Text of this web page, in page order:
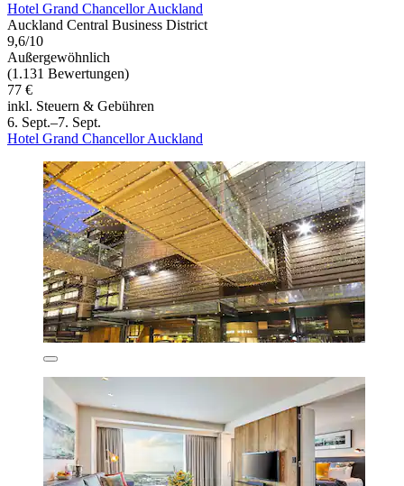
Hotel Grand Chancellor Auckland
Auckland Central Business District
9,6/10
Außergewöhnlich
(1.131 Bewertungen)
77 €
inkl. Steuern & Gebühren
6. Sept.–7. Sept.
Hotel Grand Chancellor Auckland